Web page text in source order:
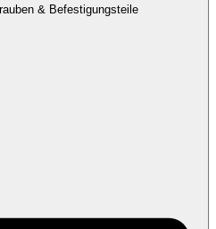
& Befestigungsteile